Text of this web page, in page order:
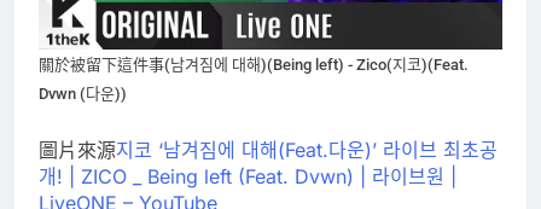
關於被留下這件事(남겨짐에 대해)(Being left) - Zico(지코)(Feat.
Dvwn (다운))
圖片來源지코 ‘남겨짐에 대해(Feat.다운)’ 라이브 최초공
개! | ZICO _ Being left (Feat. Dvwn) | 라이브원 |
LiveONE – YouTube